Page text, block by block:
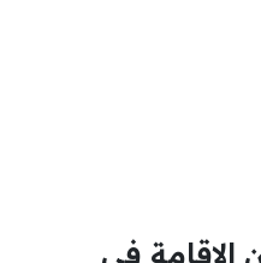
الإقامة في